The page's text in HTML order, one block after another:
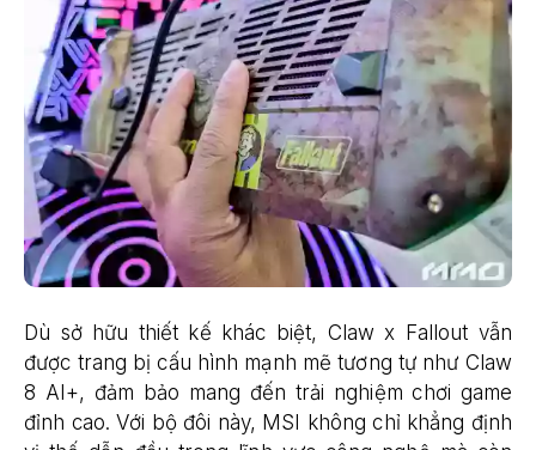
Dù sở hữu thiết kế khác biệt, Claw x Fallout vẫn
được trang bị cấu hình mạnh mẽ tương tự như Claw
8 AI+, đảm bảo mang đến trải nghiệm chơi game
đỉnh cao. Với bộ đôi này, MSI không chỉ khẳng định